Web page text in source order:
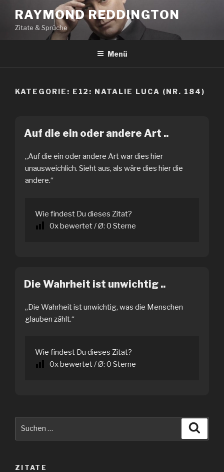
Inhalt
springen
RAYMOND REDDINGTON
Zitate & Sprüche
Menü
KATEGORIE: E12: NATALIE LUCA (NR. 184)
Auf die ein oder andere Art ..
„Auf die ein oder andere Art war dies hier
unausweichlich. Sieht aus, als wäre dies hier die
andere.“
Wie findest Du dieses Zitat?
0x bewertet / Ø: 0 Sterne
Die Wahrheit ist unwichtig ..
„Die Wahrheit ist unwichtig, was die Menschen
glauben zählt.“
Wie findest Du dieses Zitat?
0x bewertet / Ø: 0 Sterne
ZITATE